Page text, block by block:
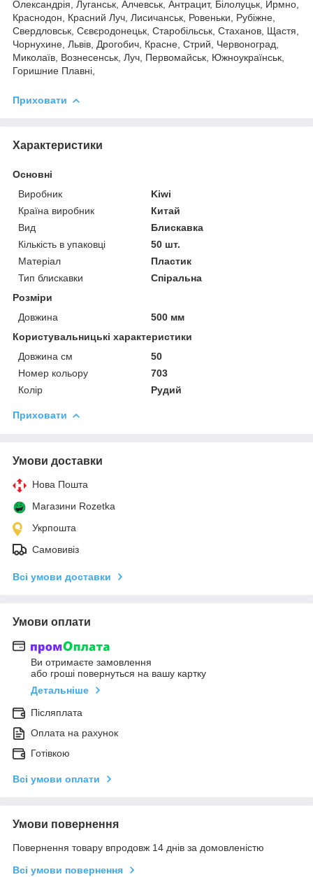
Олександрія, Луганськ, Алчевськ, Антрацит, Білолуцьк, Ирмно,
Краснодон, Красний Луч, Лисичанськ, Ровеньки, Рубіжне,
Свердловськ, Сєвєродонецьк, Старобільськ, Стаханов, Щастя,
Чорнухине, Львів, Дрогобич, Красне, Стрий, Червоноград,
Миколаїв, Вознесенськ, Луч, Первомайськ, Южноукраїнськ,
Горишние Плавні,
Приховати
Характеристики
Основні
Виробник
Kiwi
Країна виробник
Китай
Вид
Блискавка
Кількість в упаковці
50 шт.
Матеріал
Пластик
Тип блискавки
Спіральна
Розміри
Довжина
500 мм
Користувальницькі характеристики
Довжина см
50
Номер кольору
703
Колір
Рудий
Приховати
Умови доставки
Нова Пошта
Магазини Rozetka
Укрпошта
Самовивіз
Всі умови доставки
Умови оплати
Ви отримаєте замовлення
або гроші повернуться на вашу картку
Детальніше
Післяплата
Оплата на рахунок
Готівкою
Всі умови оплати
Умови повернення
Повернення товару впродовж 14 днів за домовленістю
Всі умови повернення